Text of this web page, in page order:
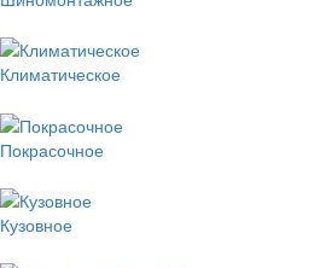
Климатическое
Покрасочное
Кузовное